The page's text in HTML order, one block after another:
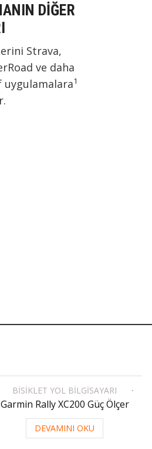
DİĞER
Strava,
ve daha
uygulamalara1
BISIKLET YOL BILGISAYARI
Garmin Rally XC200 Güç Ölçer
DEVAMINI OKU